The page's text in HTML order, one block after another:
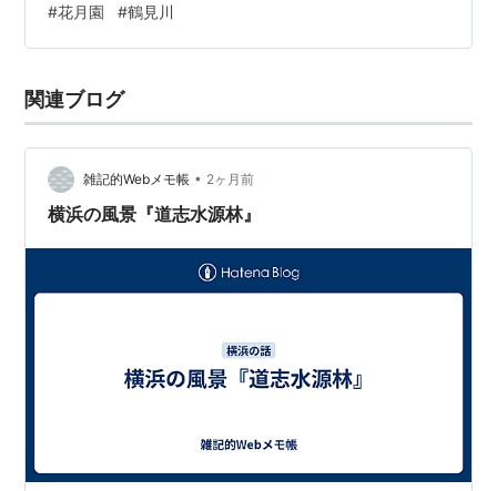
#花月園 #鶴見川
関連ブログ
雑記的Webメモ帳 • 2ヶ月前
横浜の風景『道志水源林』